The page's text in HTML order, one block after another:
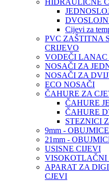
HIDRAULIČNE
Cijevi za
PVC ZAŠTITNA
CRIJEVO
VODEČI
NOSAČI ZA
NOSAČI ZA
ECO NOSAČI
ČAHURE ZA
ČAHURE
ČAHURE
STEZNICI
9mm -
21mm -
USISNE CIJEVI
VISOKOTLAČNI
APARAT ZA
CJEVI